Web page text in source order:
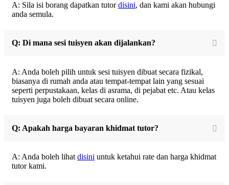
A: Sila isi borang dapatkan tutordisini, dan kami akan hubungi
anda semula.
Q: Di mana sesi tuisyen akan dijalankan?
A: Anda boleh pilih untuk sesi tuisyen dibuat secara fizikal,
biasanya di rumah anda atau tempat-tempat lain yang sesuai
seperti perpustakaan, kelas di asrama, di pejabat etc. Atau kelas
tuisyen juga boleh dibuat secara online.
Q: Apakah harga bayaran khidmat tutor?
A: Anda boleh lihat disini untuk ketahui rate dan harga khidmat
tutor kami.